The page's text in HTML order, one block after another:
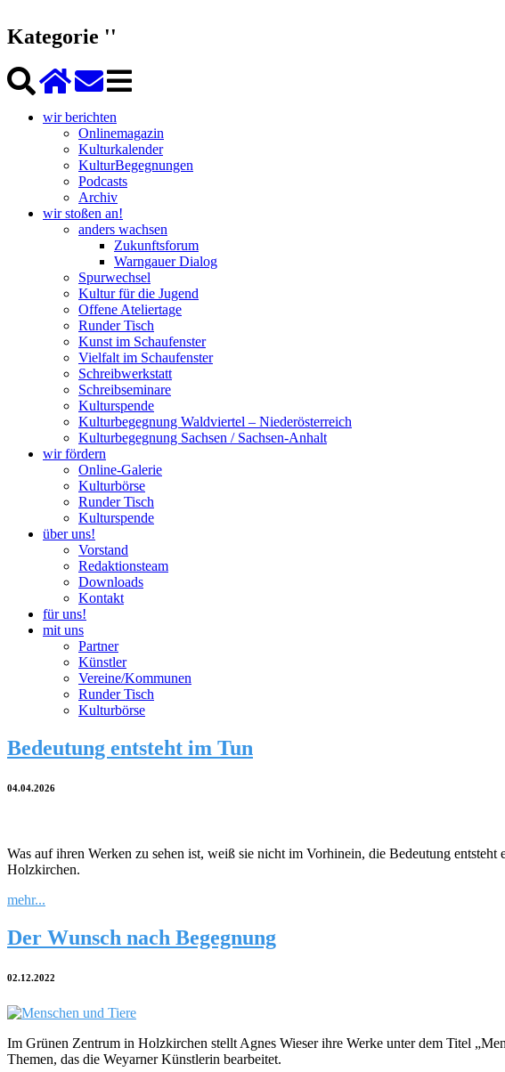
Kategorie ''
wir berichten
Onlinemagazin
Kulturkalender
KulturBegegnungen
Podcasts
Archiv
wir stoßen an!
anders wachsen
Zukunftsforum
Warngauer Dialog
Spurwechsel
Kultur für die Jugend
Offene Ateliertage
Runder Tisch
Kunst im Schaufenster
Vielfalt im Schaufenster
Schreibwerkstatt
Schreibseminare
Kulturspende
Kulturbegegnung Waldviertel – Niederösterreich
Kulturbegegnung Sachsen / Sachsen-Anhalt
wir fördern
Online-Galerie
Kulturbörse
Runder Tisch
Kulturspende
über uns!
Vorstand
Redaktionsteam
Downloads
Kontakt
für uns!
mit uns
Partner
Künstler
Vereine/Kommunen
Runder Tisch
Kulturbörse
Bedeutung entsteht im Tun
04.04.2026
Was auf ihren Werken zu sehen ist, weiß sie nicht im Vorhinein, die Bedeutung
Holzkirchen.
mehr...
Der Wunsch nach Begegnung
02.12.2022
Im Grünen Zentrum in Holzkirchen stellt Agnes Wieser ihre Werke unter dem Titel
Themen, das die Weyarner Künstlerin bearbeitet.